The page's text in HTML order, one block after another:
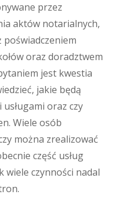
przez
aktów notarialnych,
oraz doradztwem
jest kwestia
jakie będą
oraz czy
Wiele osób
można zrealizować
część usług
wiele czynności nadal